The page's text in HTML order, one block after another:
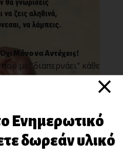
Μόνο να Αντέχεις!
με "διαπερνάει" κάθε
πο[...]
×
Ενημερωτικό
δωρεάν υλικό